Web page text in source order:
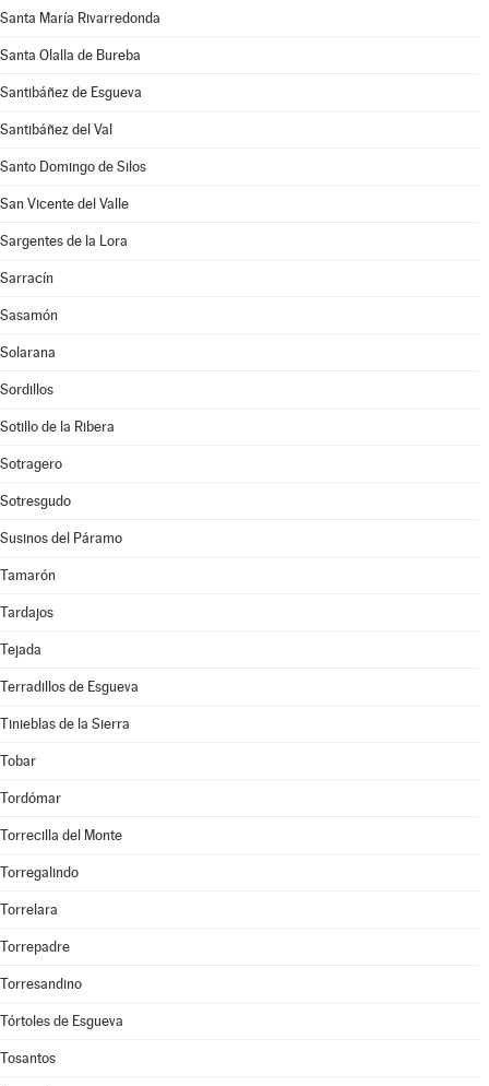
Santa María Rivarredonda
Santa Olalla de Bureba
Santibáñez de Esgueva
Santibáñez del Val
Santo Domingo de Silos
San Vicente del Valle
Sargentes de la Lora
Sarracín
Sasamón
Solarana
Sordillos
Sotillo de la Ribera
Sotragero
Sotresgudo
Susinos del Páramo
Tamarón
Tardajos
Tejada
Terradillos de Esgueva
Tinieblas de la Sierra
Tobar
Tordómar
Torrecilla del Monte
Torregalindo
Torrelara
Torrepadre
Torresandino
Tórtoles de Esgueva
Tosantos